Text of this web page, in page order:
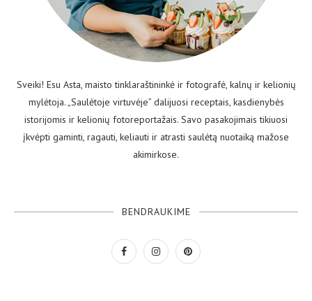
Sveiki! Esu Asta, maisto tinklaraštininkė ir fotografė, kalnų ir kelionių
mylėtoja. „Saulėtoje virtuvėje” dalijuosi receptais, kasdienybės
istorijomis ir kelionių fotoreportažais. Savo pasakojimais tikiuosi
įkvėpti gaminti, ragauti, keliauti ir atrasti saulėtą nuotaiką mažose
akimirkose.
BENDRAUKIME